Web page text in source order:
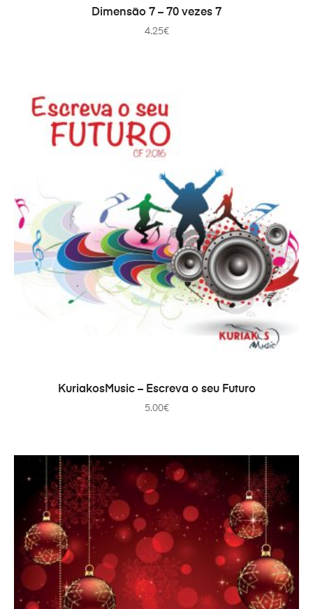
ADICIONAR
Dimensão 7 – 70 vezes 7
4.25€
ADICIONAR
KuriakosMusic – Escreva o seu Futuro
5.00€